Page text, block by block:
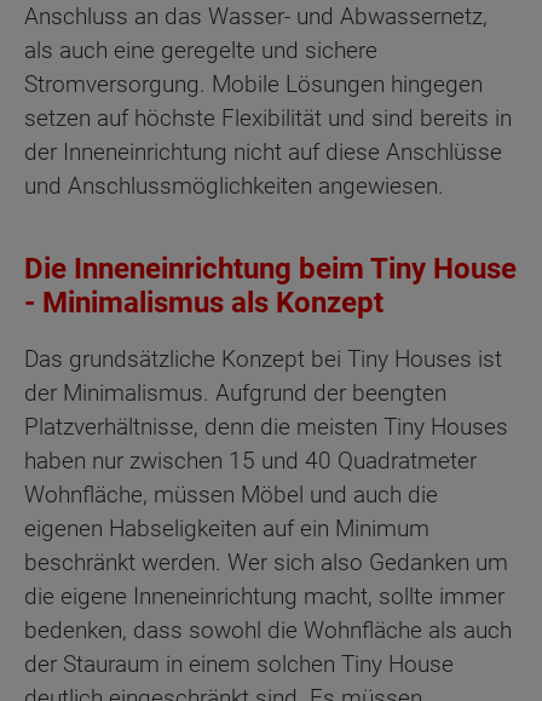
Anschluss an das Wasser- und Abwassernetz,
als auch eine geregelte und sichere
Stromversorgung. Mobile Lösungen hingegen
setzen auf höchste Flexibilität und sind bereits in
der Inneneinrichtung nicht auf diese Anschlüsse
und Anschlussmöglichkeiten angewiesen.
Die Inneneinrichtung beim Tiny House
- Minimalismus als Konzept
Das grundsätzliche Konzept bei Tiny Houses ist
der Minimalismus. Aufgrund der beengten
Platzverhältnisse, denn die meisten Tiny Houses
haben nur zwischen 15 und 40 Quadratmeter
Wohnfläche, müssen Möbel und auch die
eigenen Habseligkeiten auf ein Minimum
beschränkt werden. Wer sich also Gedanken um
die eigene Inneneinrichtung macht, sollte immer
bedenken, dass sowohl die Wohnfläche als auch
der Stauraum in einem solchen Tiny House